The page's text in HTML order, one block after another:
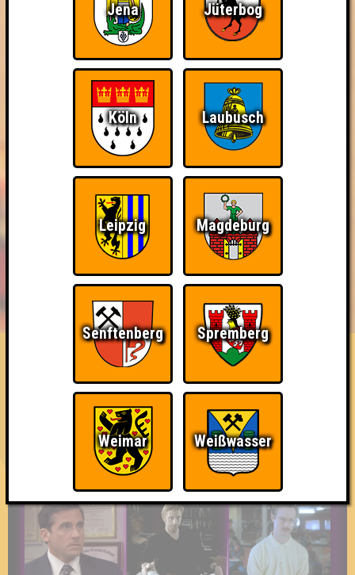
HIGHSCORE
FAQ ÜBER UNS
Opossum haut den Boss um
Errungenschaften
Kleiner Hinweis: bei uns sind Teams, die in einem Stechen
verlieren, trotzdem auf dem 1. Platz - den haben sie sich
schließlich verdient! Entsprechend gibt es für diese auch
Errungenschaften für den 1. Platz.
Jena Jüterbog
Köln Laubusch
Leipzig Magdeburg
Senftenberg Spremberg
Weimar Weißwasser